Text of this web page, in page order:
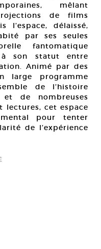
mêlant
de films
l’espace, délaissé,
par ses seules
fantomatique
son statut entre
Animé par des
large programme
de l’histoire
de nombreuses
lectures, cet espace
pour tenter
de l’expérience